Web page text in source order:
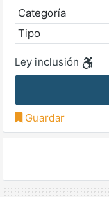
Categoría
Tipo
Ley inclusión
Guardar